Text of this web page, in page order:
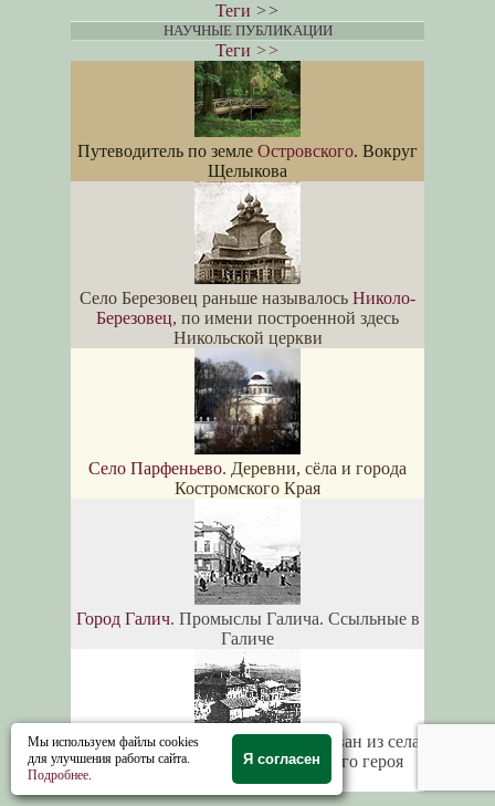
Теги >>
НАУЧНЫЕ ПУБЛИКАЦИИ
Теги >>
Путеводитель по земле Островского. Вокруг
Щелыкова
Село Березовец раньше называлось Николо-
Березовец, по имени построенной здесь
Никольской церкви
Село Парфеньево. Деревни, сёла и города
Костромского Края
Город Галич. Промыслы Галича. Ссыльные в
Галиче
ПосёлокСусанино
был переименован из села
Молвитино в честь национального героя
Ивана Сусанина
Мы используем файлы cookies
для улучшения работы сайта.
Подробнее.
Я согласен